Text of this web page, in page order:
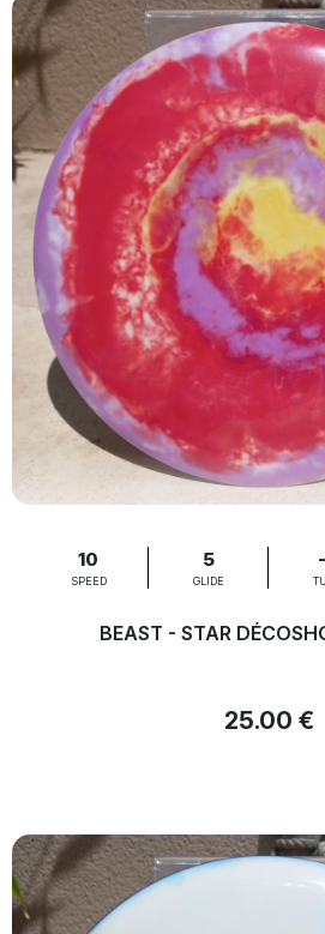
10
SPEED
5
GLIDE
BEAST - STAR
25.00 €